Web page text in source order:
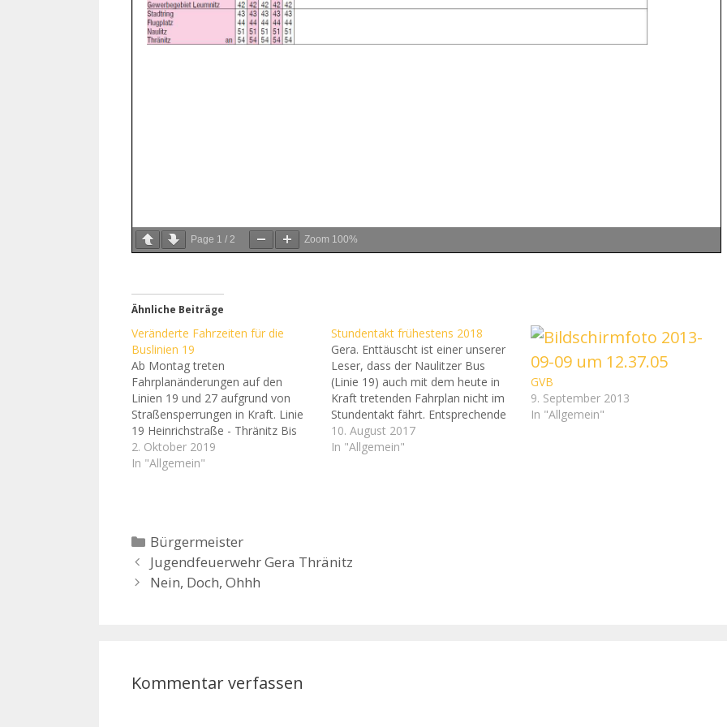
Page 1 / 2 Zoom 100%
Ähnliche Beiträge
Veränderte Fahrzeiten für die
Buslinien 19
Ab Montag treten
Fahrplanänderungen auf den
Linien 19 und 27 aufgrund von
Straßensperrungen in Kraft. Linie
19 Heinrichstraße - Thränitz Bis
zum 11. Oktober kommt es
aufgrund einer Vollsperrung
2. Oktober 2019
In "Allgemein"
Stundentakt frühestens 2018
Gera. Enttäuscht ist einer unserer
Leser, dass der Naulitzer Bus
(Linie 19) auch mit dem heute in
Kraft tretenden Fahrplan nicht im
Stundentakt fährt. Entsprechende
Hoffnungen seien bei einer
Einwohnerversammlung im April
10. August 2017
In "Allgemein"
GVB
9. September 2013
In "Allgemein"
Kategorien
Bürgermeister
Jugendfeuerwehr Gera Thränitz
Nein, Doch, Ohhh
Kommentar verfassen